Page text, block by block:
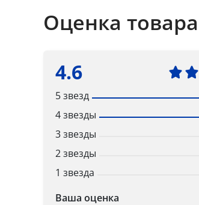
Оценка
4.6
5 звезд
4 звезды
3 звезды
2 звезды
1 звезда
Ваша оценка